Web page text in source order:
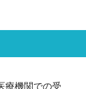
療機関での受